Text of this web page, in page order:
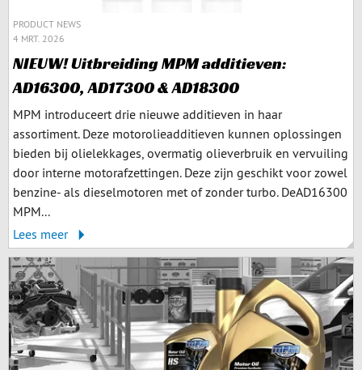
PRODUCT NEWS
4 MRT. 2026
NIEUW! Uitbreiding MPM additieven:
AD16300, AD17300 & AD18300
MPM introduceert drie nieuwe additieven in haar
assortiment. Deze motorolieadditieven kunnen oplossingen
bieden bij olielekkages, overmatig olieverbruik en vervuiling
door interne motorafzettingen. Deze zijn geschikt voor zowel
benzine- als dieselmotoren met of zonder turbo. DeAD16300
MPM...
Lees meer